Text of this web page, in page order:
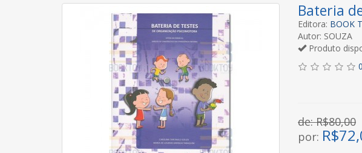
Bateria
Editora: BOOK
Autor: SOUZA
Produto
de: R$80,00
por: R$